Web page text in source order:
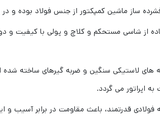
از شاسی مستحکم و کلاچ و پولی با کیفیت و
های لاستیکی سنگین و ضربه گیرهای ساخته شده
به اپراتور می گردد.